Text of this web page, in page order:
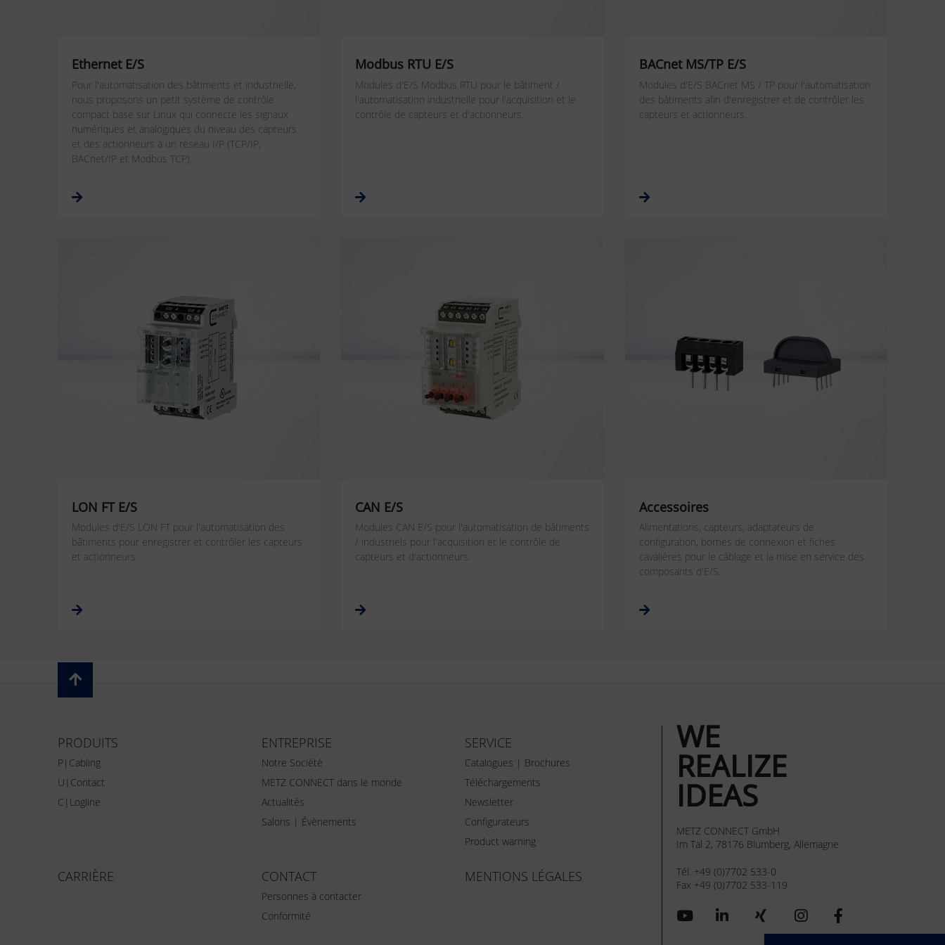
Ethernet E/S
Pour l'automatisation des bâtiments et industrielle,
nous proposons un petit système de contrôle
compact basé sur Linux qui connecte les signaux
numériques et analogiques du niveau des capteurs
et des actionneurs à un réseau I/P (TCP/IP,
BACnet/IP et Modbus TCP).
Modbus RTU E/S
Modules d'E/S Modbus RTU pour le bâtiment /
l'automatisation industrielle pour l'acquisition et le
contrôle de capteurs et d'actionneurs.
BACnet MS/TP E/S
Modules d'E/S BACnet MS / TP pour l'automatisation
des bâtiments afin d'enregistrer et de contrôler les
capteurs et actionneurs.
LON FT E/S
Modules d'E/S LON FT pour l'automatisation des
bâtiments pour enregistrer et contrôler les capteurs
et actionneurs.
CAN E/S
Modules CAN E/S pour l'automatisation de bâtiments
/ industriels pour l'acquisition et le contrôle de
capteurs et d'actionneurs.
Accessoires
Alimentations, capteurs, adaptateurs de
configuration, bornes de connexion et fiches
cavalières pour le câblage et la mise en service des
composants d'E/S.
PRODUITS
P|Cabling
U|Contact
C|Logline
ENTREPRISE
Notre Société
METZ CONNECT dans le monde
Actualités
Salons | Évènements
SERVICE
Catalogues | Brochures
Téléchargements
Newsletter
Configurateurs
Product warning
CARRIÈRE CONTACT
Personnes à contacter
Conformité
MENTIONS LÉGALES
WE
REALIZE
IDEAS
METZ CONNECT GmbH
Im Tal 2, 78176 Blumberg, Allemagne
Tél. +49 (0)7702 533-0
Fax +49 (0)7702 533-119